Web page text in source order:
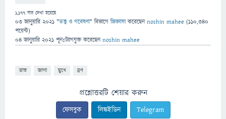
1,177 বার দেখা হয়েছে
03 জানুয়ারি 2021 "তত্ত্ব ও গবেষণা" বিভাগে জিজ্ঞাসাকরেছেনnoshin mahee (110,340
পয়েন্ট)
04 জানুয়ারি 2021 পূনঃট্যাগযুক্ত করেছেনnoshin mahee
রাত জাগা মুখে ব্রণ
প্রশ্নোত্তরটি শেয়ার করুন
ফেসবুক লিঙ্কইডিন Telegram